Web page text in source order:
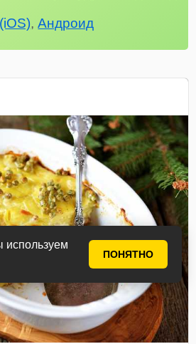
используем
ПОНЯТНО
,Андроид